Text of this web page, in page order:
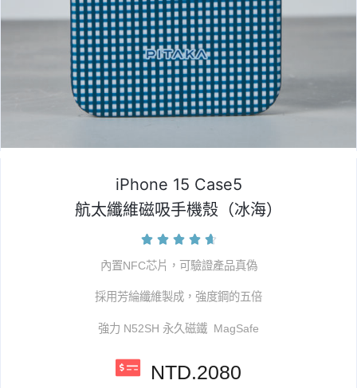
iPhone 15 Case5
航太纖維磁吸手機殼（冰海）
    
內置NFC芯片，可驗證產品真偽
採用芳綸纖維製成，強度鋼的五倍
強力 N52SH 永久磁鐵 MagSafe
NTD.2080